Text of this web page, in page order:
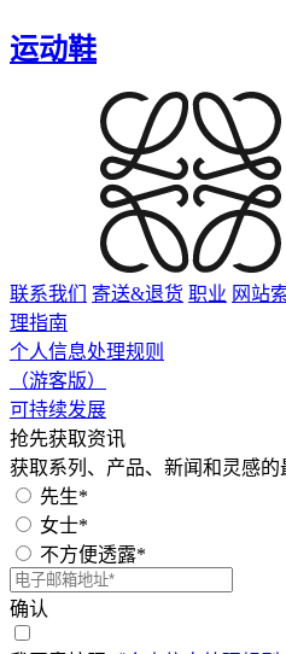
运动鞋
联系我们 寄送&退货 职业 网站
理指南
个人信息处理规则
（游客版）
可持续发展
抢先获取资讯
获取系列、产品、新闻和灵感的
先生*
女士*
不方便透露*
确认